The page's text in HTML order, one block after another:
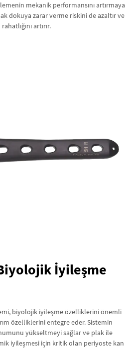
mekanik performansını artırmaya
dokuya zarar verme riskini de azaltır ve
artırır.
İyileşme
biyolojik iyileşme özelliklerini önemli
özelliklerini entegre eder. Sistemin
yükseltmeyi sağlar ve plak ile
iyileşmesi için kritik olan periyoste kan